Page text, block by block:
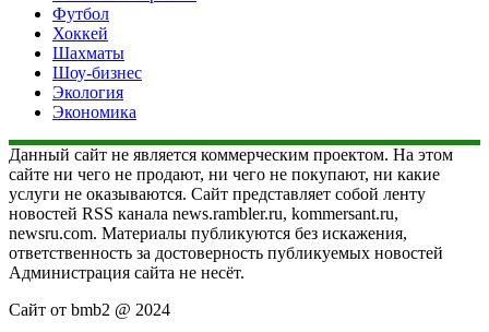
Футбол
Хоккей
Шахматы
Шоу-бизнес
Экология
Экономика
Данный сайт не является коммерческим проектом. На этом
сайте ни чего не продают, ни чего не покупают, ни какие
услуги не оказываются. Сайт представляет собой ленту
новостей RSS канала news.rambler.ru, kommersant.ru,
newsru.com. Материалы публикуются без искажения,
ответственность за достоверность публикуемых новостей
Администрация сайта не несёт.
Сайт от bmb2 @ 2024